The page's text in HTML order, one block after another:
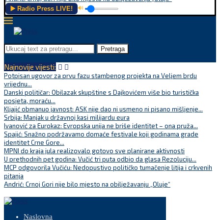
▶️ Radio Press LIVE! 🔊
Pretraga
Najnovije vijesti:
Potpisan ugovor za prvu fazu stambenog projekta na Veljem brdu
vrijednu...
Danski političar: Obilazak skupštine s Dajkovićem više bio turistička
posjeta, moraću...
Kljajić obmanuo javnost: ASK nije dao ni usmeno ni pisano mišljenje...
Srbija: Manjak u državnoj kasi milijardu eura
Ivanović za Eurokaz: Evropska unija ne briše identitet – ona pruža...
Spajić: Snažno podržavamo domaće festivale koji godinama grade
identitet Crne Gore...
MPNI do kraja jula realizovalo gotovo sve planirane aktivnosti
U prethodnih pet godina: Vučić tri puta odbio da glasa Rezoluciju...
MCP odgovorila Vučiću: Nedopustivo političko tumačenje litija i crkvenih
pitanja
Andrić: Crnoj Gori nije bilo mjesto na obilježavanju „Oluje“
Naslovna